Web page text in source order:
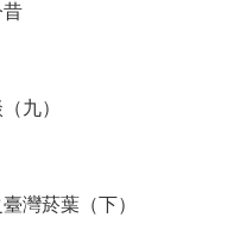
昔
九）
灣菸葉（下）